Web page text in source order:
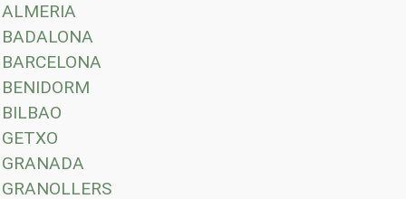
ALMERIA
BADALONA
BARCELONA
BENIDORM
BILBAO
GETXO
GRANADA
GRANOLLERS